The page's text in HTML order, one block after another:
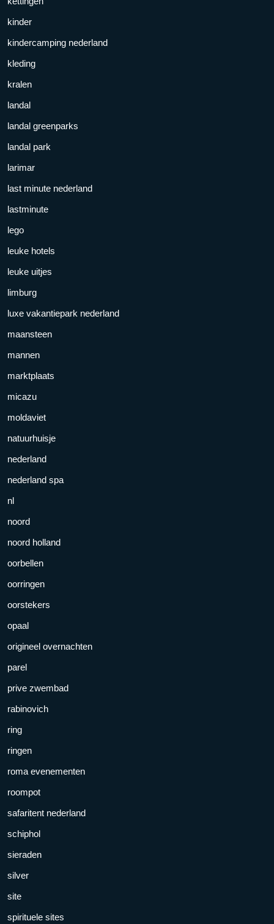
kinder
kindercamping nederland
kleding
kralen
landal
landal greenparks
landal park
larimar
last minute nederland
lastminute
lego
leuke hotels
leuke uitjes
limburg
luxe vakantiepark nederland
maansteen
mannen
marktplaats
micazu
moldaviet
natuurhuisje
nederland
nederland spa
nl
noord
noord holland
oorbellen
oorringen
oorstekers
opaal
origineel overnachten
parel
prive zwembad
rabinovich
ring
ringen
roma evenementen
roompot
safaritent nederland
schiphol
sieraden
silver
site
spirituele sites